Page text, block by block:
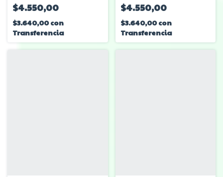
$4.550,00
$3.640,00con
Transferencia
$4.550,00
$3.640,00con
Transferencia